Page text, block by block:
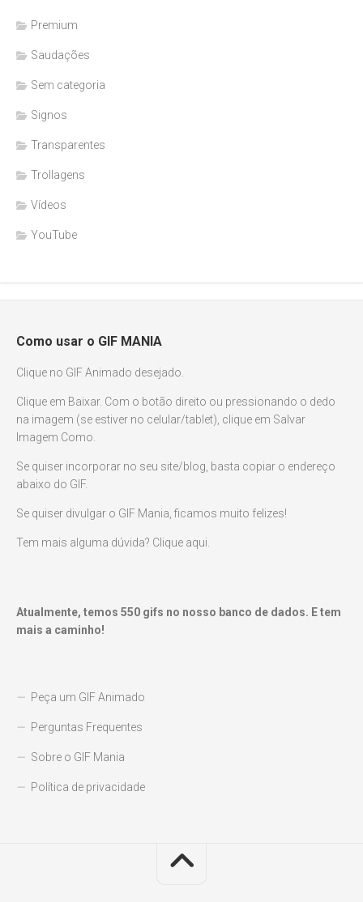
Premium
Saudações
Sem categoria
Signos
Transparentes
Trollagens
Vídeos
YouTube
Como usar o GIF MANIA
Clique no GIF Animado desejado.
Clique em Baixar. Com o botão direito ou pressionando o dedo
na imagem (se estiver no celular/tablet), clique em Salvar
Imagem Como.
Se quiser incorporar no seu site/blog, basta copiar o endereço
abaixo do GIF.
Se quiser divulgar o GIF Mania, ficamos muito felizes!
Tem mais alguma dúvida? Clique aqui.
Atualmente, temos 550 gifs no nosso banco de dados. E tem
mais a caminho!
Peça um GIF Animado
Perguntas Frequentes
Sobre o GIF Mania
Política de privacidade